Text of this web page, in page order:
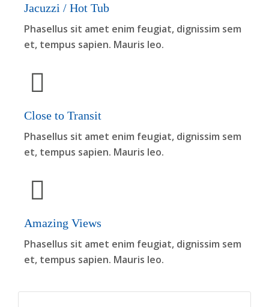
Jacuzzi / Hot Tub
Phasellus sit amet enim feugiat, dignissim sem
et, tempus sapien. Mauris leo.
Close to Transit
Phasellus sit amet enim feugiat, dignissim sem
et, tempus sapien. Mauris leo.
Amazing Views
Phasellus sit amet enim feugiat, dignissim sem
et, tempus sapien. Mauris leo.